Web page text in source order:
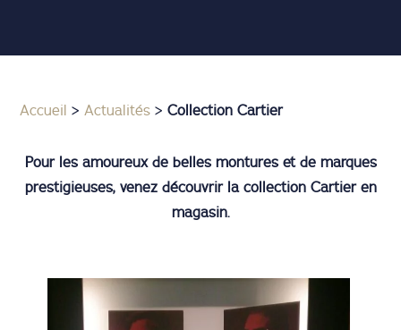
Accueil > Actualités >Collection Cartier
Pour les amoureux de belles montures et de marques
prestigieuses, venez découvrir la collection Cartier en
magasin.